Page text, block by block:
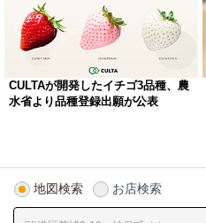
CULTAが開発したイチゴ3品種、農
水省より品種登録出願が公表
地図検索 お店検索